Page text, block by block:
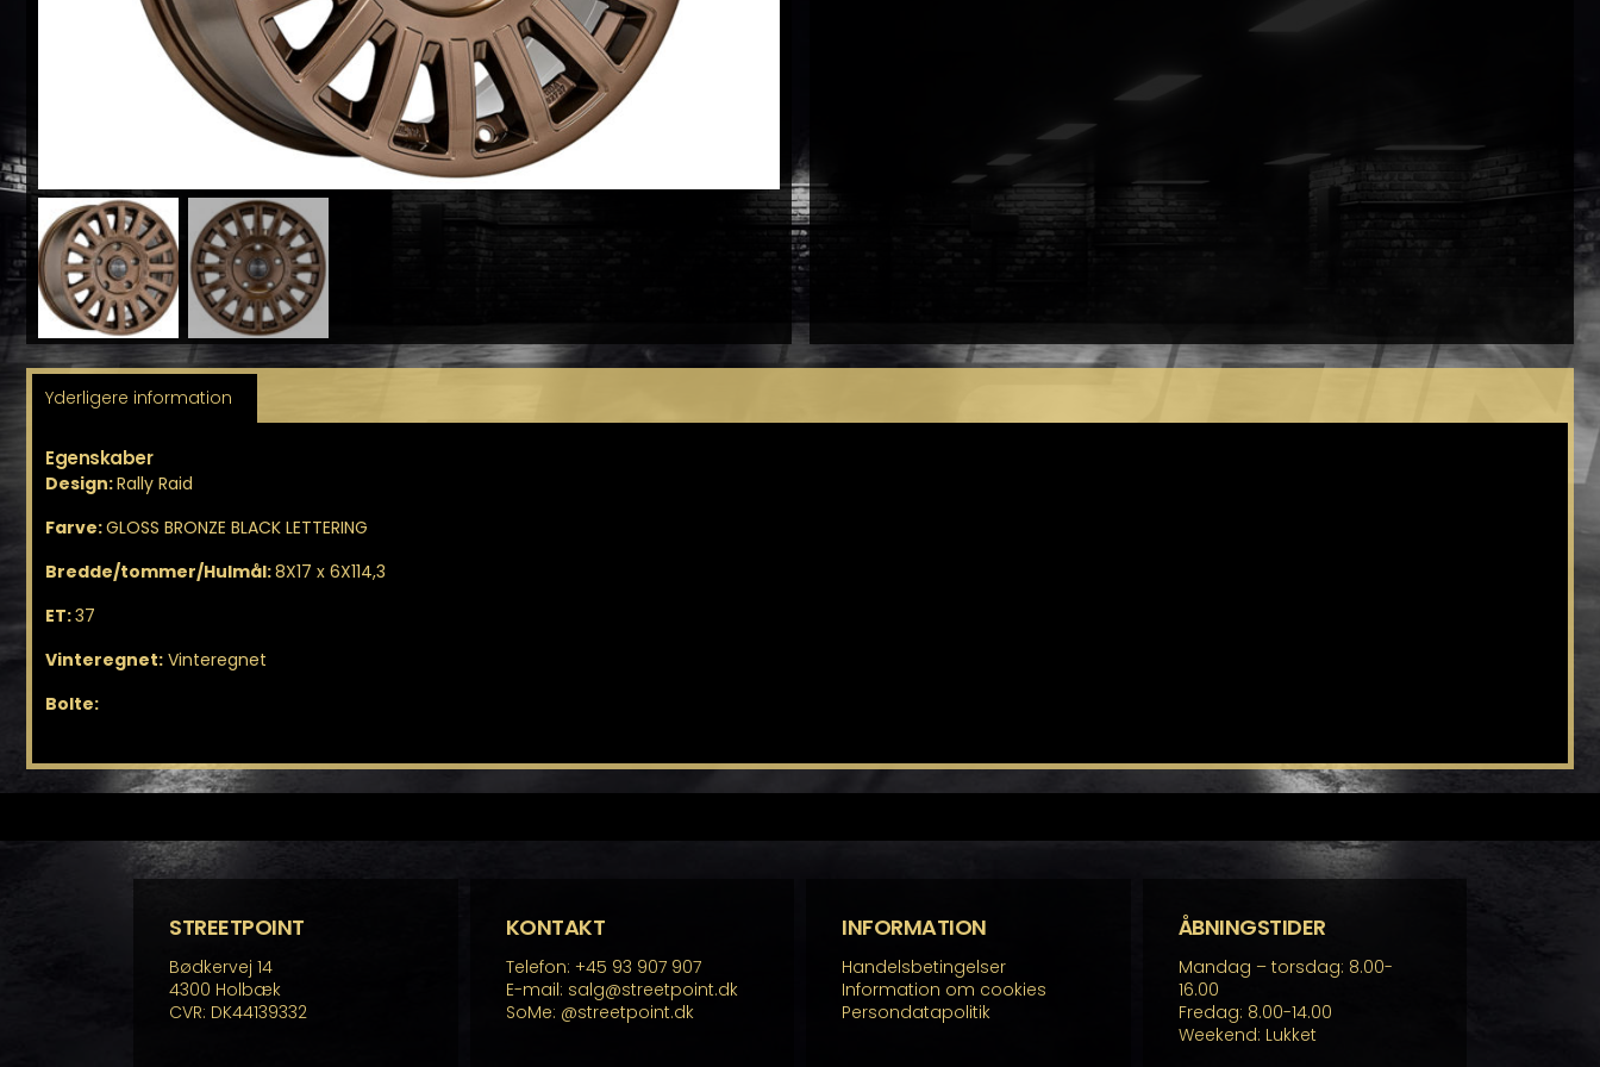
Yderligere information
Egenskaber
Design:Rally Raid
Farve:GLOSS BRONZE BLACK LETTERING
Bredde/tommer/Hulmål:8X17 x 6X114,3
ET:37
Vinteregnet: Vinteregnet
Bolte:
STREETPOINT
Bødkervej 14
4300 Holbæk
CVR: DK44139332
KONTAKT
Telefon: +45 93 907 907
E-mail: salg@streetpoint.dk
SoMe: @streetpoint.dk
INFORMATION
Handelsbetingelser
Information om cookies
Persondatapolitik
ÅBNINGSTIDER
Mandag – torsdag: 8.00-
16.00
Fredag: 8.00-14.00
Weekend: Lukket